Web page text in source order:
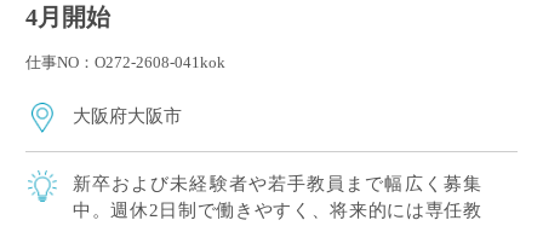
4月開始
仕事NO：O272-2608-041kok
大阪府大阪市
新卒および未経験者や若手教員まで幅広く募集
中。週休2日制で働きやすく、将来的には専任教